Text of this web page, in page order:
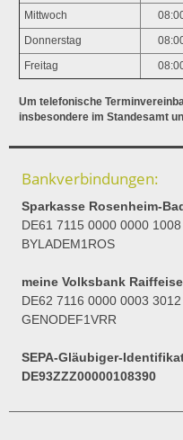
Mittwoch
Donnerstag
Freitag
Um telefonische
insbesondere im Standesamt
Bankverbindungen:
Sparkasse Rosenheim-
DE61 7115 0000 0000
BYLADEM1ROS
meine Volksbank
DE62 7116 0000 0003
GENODEF1VRR
SEPA-Gläubiger-
DE93ZZZ00000108390